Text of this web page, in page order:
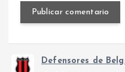
Defensores de